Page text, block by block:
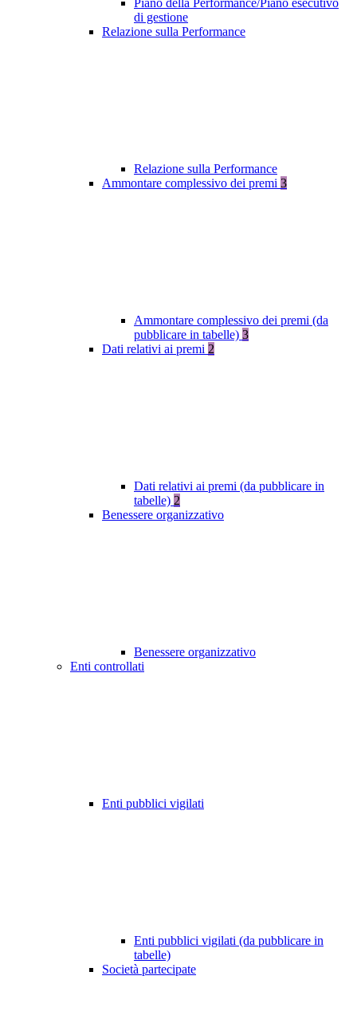
Piano della Performance/Piano esecutivo
di gestione
Relazione sulla Performance
Relazione sulla Performance
Ammontare complessivo dei premi 3
Ammontare complessivo dei premi (da
pubblicare in tabelle) 3
Dati relativi ai premi 2
Dati relativi ai premi (da pubblicare in
tabelle) 2
Benessere organizzativo
Benessere organizzativo
Enti controllati
Enti pubblici vigilati
Enti pubblici vigilati (da pubblicare in
tabelle)
Società partecipate